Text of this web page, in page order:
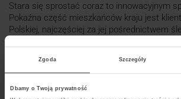
Zgoda Szczegóły
Dbamy o Twoją prywatność
Stara się sprostać coraz to innowacyjnym
Pokaźna część mieszkańców kraju jest
Polskiej, najczęściej za jej pośrednictwem